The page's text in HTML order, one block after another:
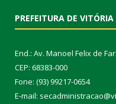
PREFEITURA DE
End.: Av. Manoel Felix de
CEP: 68383-000
Fone: (93) 99217-0654
E-mail: